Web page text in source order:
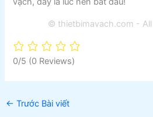
© thietbimavach.com -
0/5 (0 Reviews)
← Trước Bài viết